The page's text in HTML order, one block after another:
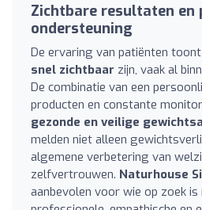
Zichtbare resultaten en
ondersteuning
De ervaring van patiënten
snel zichtbaar zijn, vaak al
De combinatie van een
producten en constante
gezonde en veilige
melden niet alleen
algemene verbetering van
zelfvertrouwen. Naturhouse
aanbevolen voor wie op zoek is